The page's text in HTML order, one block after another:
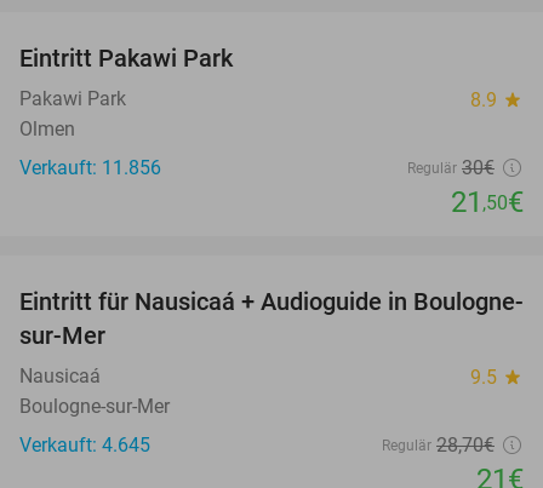
Eintritt Pakawi Park
Pakawi Park 8.9 star
Olmen
Verkauft: 11.856
Regulär 30€
21 ,50€
27%
Eintritt für Nausicaá + Audioguide in Boulogne-
sur-Mer
Nausicaá 9.5 star
Boulogne-sur-Mer
Verkauft: 4.645
Regulär 28,70€
21€